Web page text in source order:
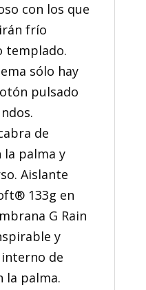
con los que
frío
templado.
sólo hay
pulsado
de
la palma y
Aislante
133g en
G Rain
y
de
la palma.